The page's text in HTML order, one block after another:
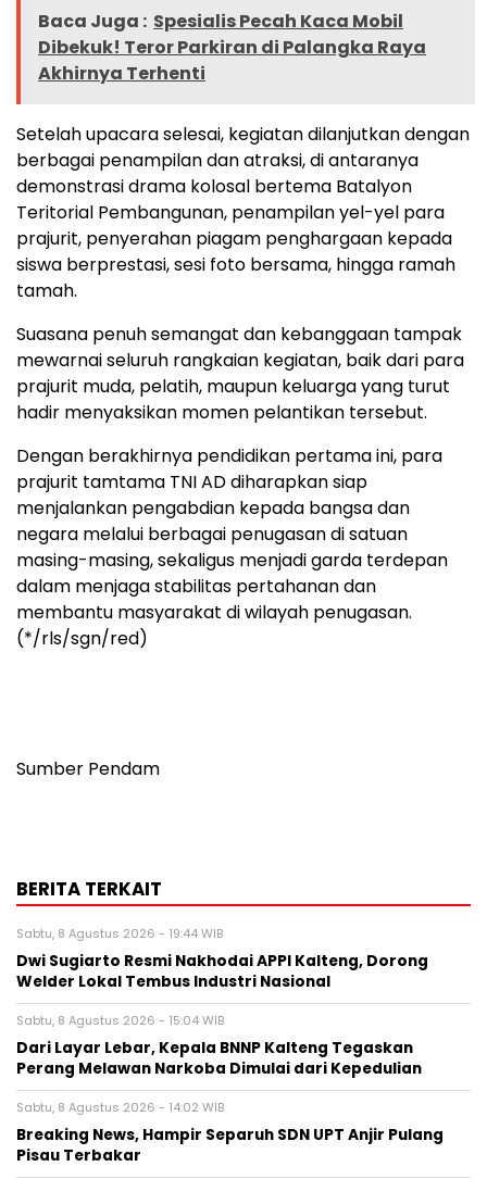
Baca Juga : Spesialis Pecah Kaca Mobil
Dibekuk! Teror Parkiran di Palangka Raya
Akhirnya Terhenti
Setelah upacara selesai, kegiatan dilanjutkan dengan
berbagai penampilan dan atraksi, di antaranya
demonstrasi drama kolosal bertema Batalyon
Teritorial Pembangunan, penampilan yel-yel para
prajurit, penyerahan piagam penghargaan kepada
siswa berprestasi, sesi foto bersama, hingga ramah
tamah.
Suasana penuh semangat dan kebanggaan tampak
mewarnai seluruh rangkaian kegiatan, baik dari para
prajurit muda, pelatih, maupun keluarga yang turut
hadir menyaksikan momen pelantikan tersebut.
Dengan berakhirnya pendidikan pertama ini, para
prajurit tamtama TNI AD diharapkan siap
menjalankan pengabdian kepada bangsa dan
negara melalui berbagai penugasan di satuan
masing-masing, sekaligus menjadi garda terdepan
dalam menjaga stabilitas pertahanan dan
membantu masyarakat di wilayah penugasan.
(*/rls/sgn/red)
Sumber Pendam
BERITA TERKAIT
Sabtu, 8 Agustus 2026 - 19:44 WIB
Dwi Sugiarto Resmi Nakhodai APPI Kalteng, Dorong
Welder Lokal Tembus Industri Nasional
Sabtu, 8 Agustus 2026 - 15:04 WIB
Dari Layar Lebar, Kepala BNNP Kalteng Tegaskan
Perang Melawan Narkoba Dimulai dari Kepedulian
Sabtu, 8 Agustus 2026 - 14:02 WIB
Breaking News, Hampir Separuh SDN UPT Anjir Pulang
Pisau Terbakar